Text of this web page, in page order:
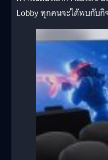
Lobby ทุกคนจะได้พบกับ